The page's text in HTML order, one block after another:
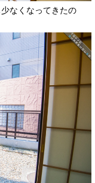
なくなってきたの